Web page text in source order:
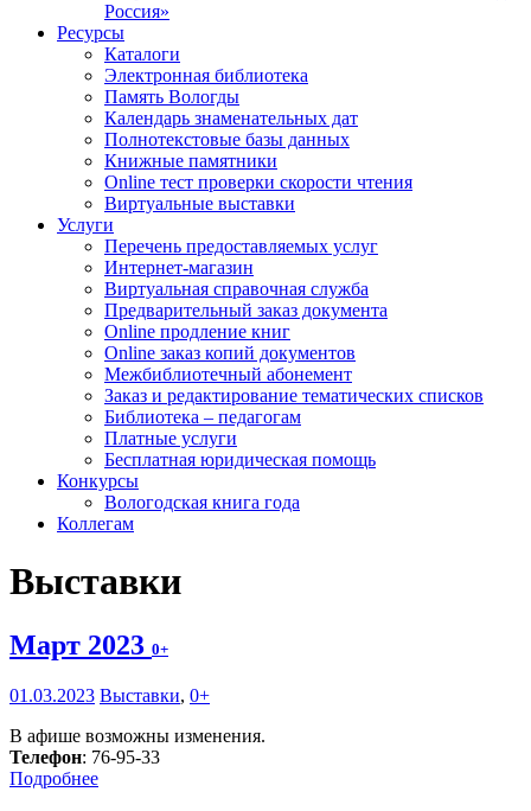
Россия»
Ресурсы
Каталоги
Электронная библиотека
Память Вологды
Календарь знаменательных дат
Полнотекстовые базы данных
Книжные памятники
Online тест проверки скорости чтения
Виртуальные выставки
Услуги
Перечень предоставляемых услуг
Интернет-магазин
Виртуальная справочная служба
Предварительный заказ документа
Online продление книг
Online заказ копий документов
Межбиблиотечный абонемент
Заказ и редактирование тематических списков
Библиотека – педагогам
Платные услуги
Бесплатная юридическая помощь
Конкурсы
Вологодская книга года
Коллегам
Выставки
Март 2023 0+
01.03.2023 Выставки, 0+
В афише возможны изменения.
Телефон: 76-95-33
Подробнее